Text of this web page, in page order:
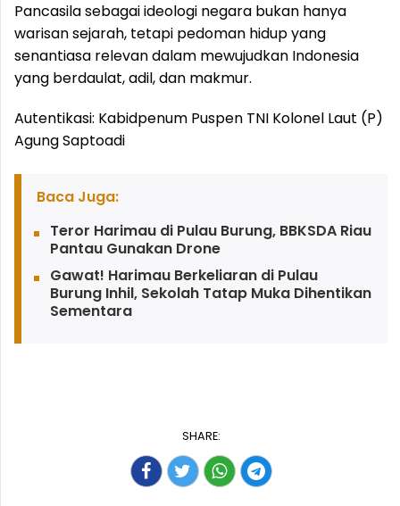
Pancasila sebagai ideologi negara bukan hanya
warisan sejarah, tetapi pedoman hidup yang
senantiasa relevan dalam mewujudkan Indonesia
yang berdaulat, adil, dan makmur.
Autentikasi: Kabidpenum Puspen TNI Kolonel Laut (P)
Agung Saptoadi
Baca Juga:
Teror Harimau di Pulau Burung, BBKSDA Riau
Pantau Gunakan Drone
Gawat! Harimau Berkeliaran di Pulau
Burung Inhil, Sekolah Tatap Muka Dihentikan
Sementara
SHARE: